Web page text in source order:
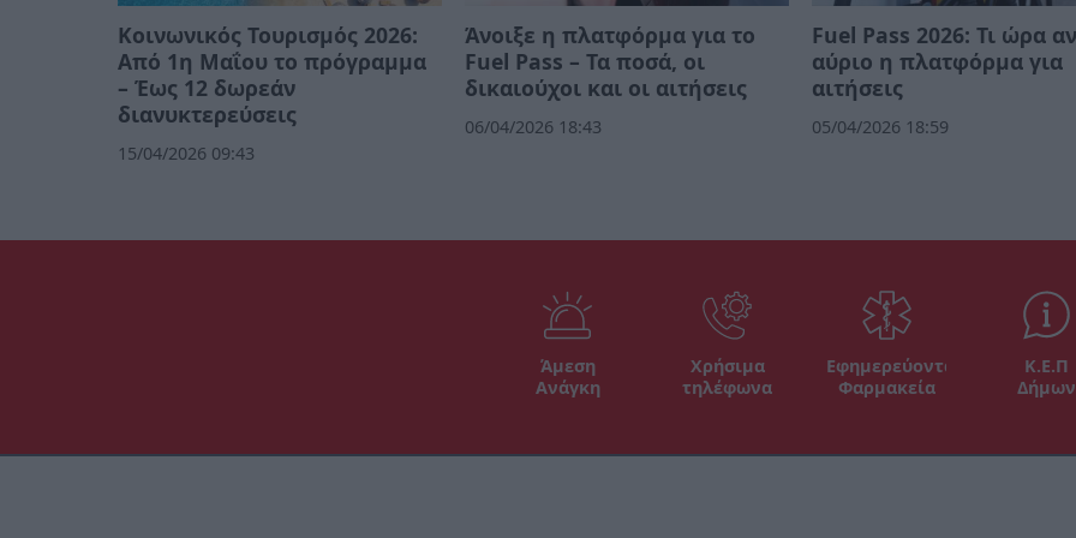
Κοινωνικός Τουρισμός 2026:
Από 1η Μαΐου το πρόγραμμα
– Έως 12 δωρεάν
διανυκτερεύσεις
15/04/2026 09:43
Άνοιξε η πλατφόρμα για το
Fuel Pass – Τα ποσά, οι
δικαιούχοι και οι αιτήσεις
06/04/2026 18:43
Fuel Pass 2026: Τι ώρα
αύριο η πλατφόρμα για
αιτήσεις
05/04/2026 18:59
Άμεση
Ανάγκη
Χρήσιμα
τηλέφωνα
Εφημερεύοντα
Φαρμακεία
Κ.Ε.Π
Δήμων